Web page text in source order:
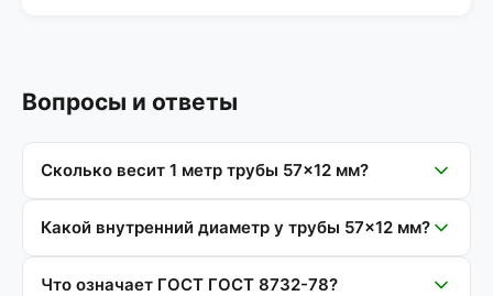
Вопросы и ответы
Сколько весит 1 метр трубы 57×12 мм?
Какой внутренний диаметр у трубы 57×12 мм?
Что означает ГОСТ ГОСТ 8732-78?